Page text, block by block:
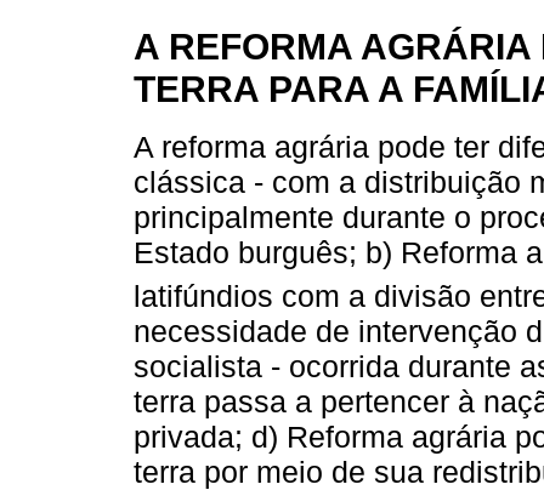
A REFORMA
TERRA PARA A
A reforma agrária pode ter
clássica - com a distribuição
principalmente durante o
Estado burguês; b) Reforma
latifúndios com a divisão
necessidade de intervenção
socialista - ocorrida durante
terra passa a pertencer à
privada; d) Reforma agrária
terra por meio de sua